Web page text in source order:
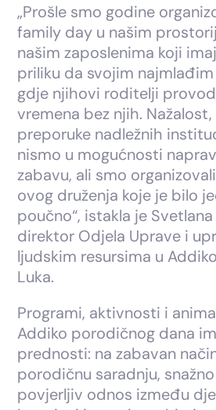
„Prošle smo godine
family day u našim
našim zaposlenima koji
priliku da svojim
gdje njihovi roditelji
vremena bez njih.
preporuke nadležnih
nismo u mogućnosti
zabavu, ali smo
ovog druženja koje je bilo
poučno“, istakla je
direktor Odjela Uprave i
ljudskim resursima u
Luka.
Programi, aktivnosti i
Addiko porodičnog dana
prednosti: na zabavan
porodičnu saradnju,
povjerljiv odnos između